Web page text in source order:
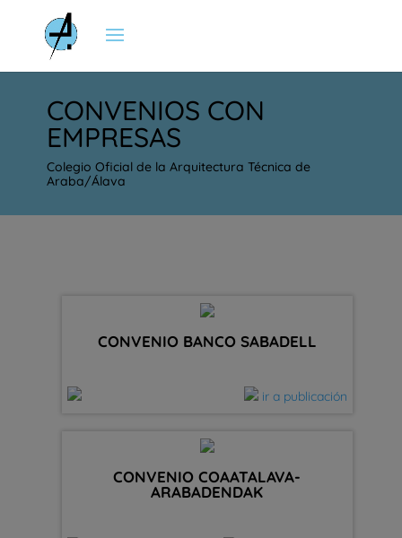
CONVENIOS CON
EMPRESAS
Colegio Oficial de la Arquitectura Técnica de
Araba/Álava
CONVENIO BANCO SABADELL
ir a publicación
CONVENIO COAATALAVA-
ARABADENDAK